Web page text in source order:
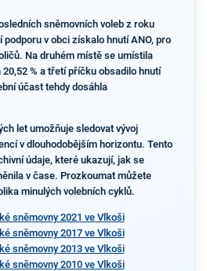
sněmovních voleb z roku
v obci získalo hnutí ANO, pro
Na druhém místě se umístila
% a třetí příčku obsadilo hnutí
účast tehdy dosáhla
let umožňuje sledovat vývoj
v dlouhodobějším horizontu. Tento
údaje, které ukazují, jak se
v čase. Prozkoumat můžete
minulých volebních cyklů.
sněmovny 2021 ve Vlkoši
sněmovny 2017 ve Vlkoši
sněmovny 2013 ve Vlkoši
sněmovny 2010 ve Vlkoši